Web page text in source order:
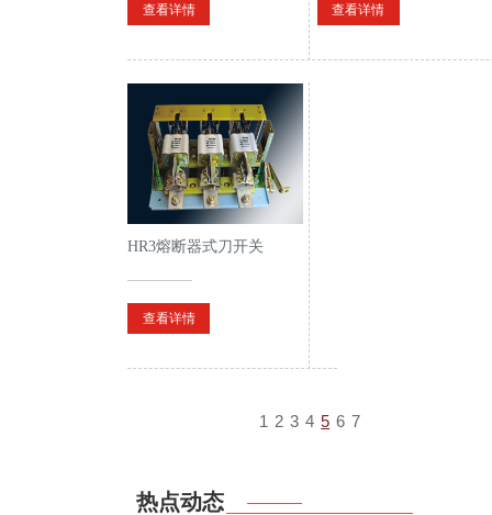
查看详情 查看详情
HR3熔断器式刀开关
查看详情
1 2 3 4 5 6 7
热点动态